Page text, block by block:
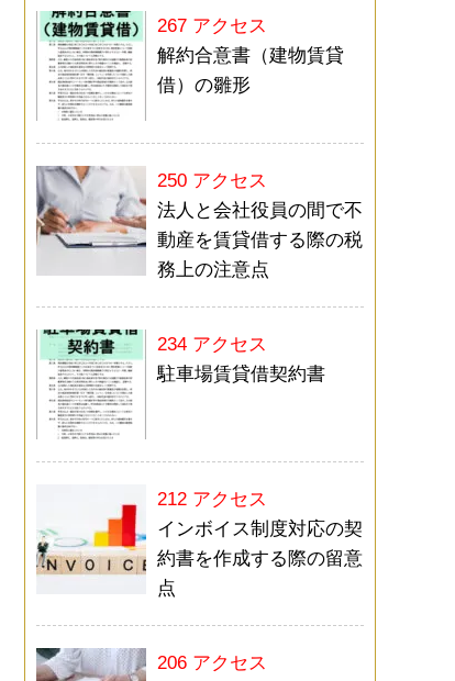
267 アクセス
解約合意書（建物賃貸
借）の雛形
250 アクセス
法人と会社役員の間で不
動産を賃貸借する際の税
務上の注意点
234 アクセス
駐車場賃貸借契約書
212 アクセス
インボイス制度対応の契
約書を作成する際の留意
点
206 アクセス